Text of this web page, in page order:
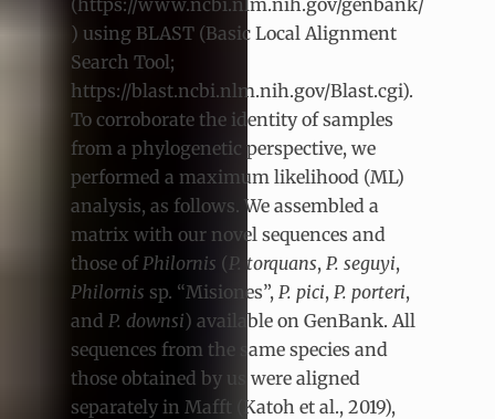
) using BLAST (Basic Local Alignment
Search Tool;
https://blast.ncbi.nlm.nih.gov/Blast.cgi).
To corroborate the identity of samples
from a phylogenetic perspective, we
performed a maximum likelihood (ML)
analysis, as follows. We assembled a
matrix with our novel sequences and
those of Philornis (P. torquans, P. seguyi,
Philornis sp. “Misiones”, P. pici, P. porteri,
and P. downsi) available on GenBank. All
sequences from the same species and
those obtained by us were aligned
separately in Mafft (Katoh et al., 2019),